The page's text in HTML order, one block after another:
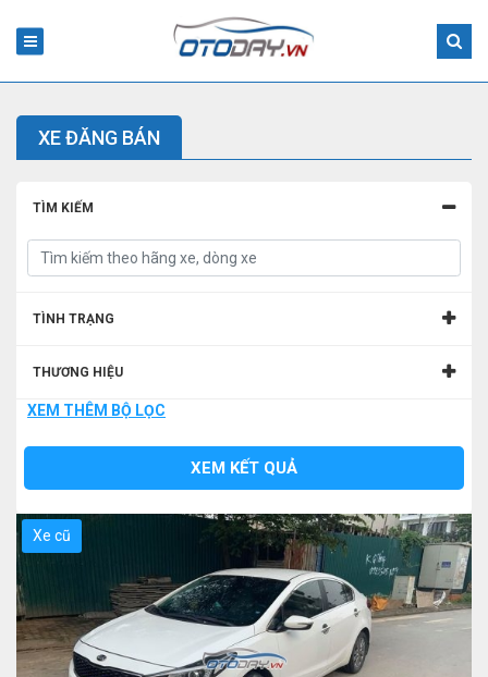
XE ĐĂNG BÁN
Xe cũ
TÌM KIẾM
TÌNH TRẠNG
THƯƠNG HIỆU
NĂM SẢN XUẤT
SỐ CHỔ NGỒI
XEM THÊM BỘ LỌC
XEM KẾT QUẢ